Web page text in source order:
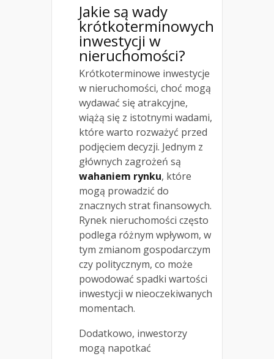
Jakie są wady
krótkoterminowych
inwestycji w
nieruchomości?
Krótkoterminowe inwestycje
w nieruchomości, choć mogą
wydawać się atrakcyjne,
wiążą się z istotnymi wadami,
które warto rozważyć przed
podjęciem decyzji. Jednym z
głównych zagrożeń są
wahaniem rynku, które
mogą prowadzić do
znacznych strat finansowych.
Rynek nieruchomości często
podlega różnym wpływom, w
tym zmianom gospodarczym
czy politycznym, co może
powodować spadki wartości
inwestycji w nieoczekiwanych
momentach.
Dodatkowo, inwestorzy
mogą napotkać